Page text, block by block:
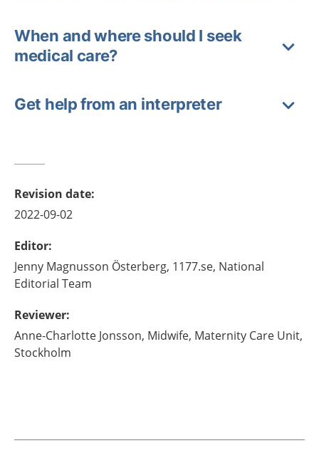
When and where should I seek
medical care?
Get help from an interpreter
Revision date:
2022-09-02
Editor:
Jenny Magnusson Österberg, 1177.se, National
Editorial Team
Reviewer:
Anne-Charlotte Jonsson, Midwife, Maternity Care Unit,
Stockholm